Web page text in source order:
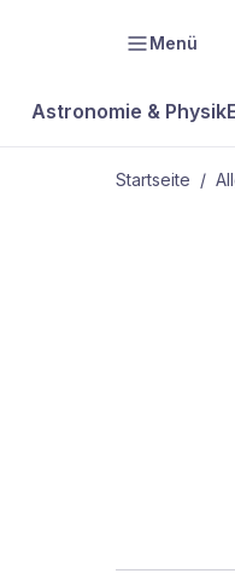
Menü
Astronomie & Physik
Startseite /